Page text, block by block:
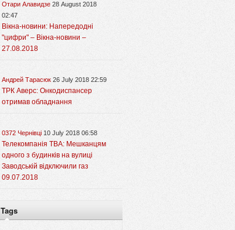
Отари Алавидзе 28 August 2018
02:47
Вікна-новини: Напередодні
"цифри" – Вікна-новини –
27.08.2018
Андрей Тарасюк 26 July 2018 22:59
ТРК Аверс: Онкодиспансер
отримав обладнання
0372 Чернівці 10 July 2018 06:58
Телекомпанія ТВА: Мешканцям
одного з будинків на вулиці
Заводській відключили газ
09.07.2018
Tags